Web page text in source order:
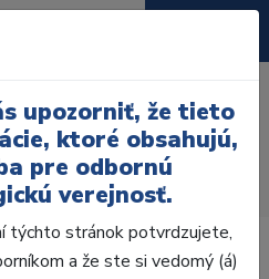
D45, A3,5
upozorniť, že tieto
ktoré obsahujú,
pre odbornú
verejnosť.
týchto stránok potvrdzujete,
a že ste si vedomý (á)